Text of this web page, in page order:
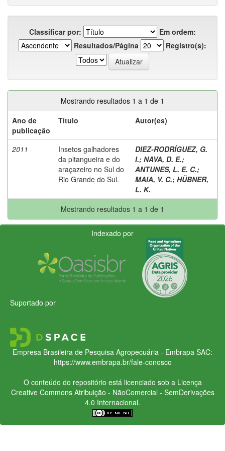
Classificar por:
Em ordem:
Resultados/Página
Registro(s):
Mostrando resultados 1 a 1 de 1
Ano de
publicação
Título Autor(es)
2011
Insetos galhadores
da pitangueira e do
araçazeiro no Sul do
Rio Grande do Sul.
DIEZ-RODRÍGUEZ, G.
I.; NAVA, D. E.;
ANTUNES, L. E. C.;
MAIA, V. C.; HÜBNER,
L. K.
Mostrando resultados 1 a 1 de 1
Indexado por
Suportado por
Empresa Brasileira de Pesquisa Agropecuária - Embrapa SAC:
https://www.embrapa.br/fale-conosco
O conteúdo do repositório está licenciado sob a Licença
Creative CommonsAtribuição - NãoComercial - SemDerivações
4.0 Internacional.